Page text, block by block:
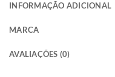
INFORMAÇÃO ADICIONAL
MARCA
AVALIAÇÕES (0)